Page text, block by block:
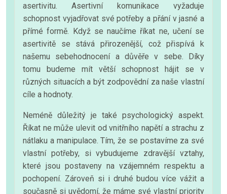
asertivitu. Asertivní komunikace vyžaduje
schopnost vyjadřovat své potřeby a přání v jasné a
přímé formě. Když se naučíme říkat ne, učení se
asertivitě se stává přirozenější, což přispívá k
našemu sebehodnocení a důvěře v sebe. Díky
tomu budeme mít větší schopnost hájit se v
různých situacích a být zodpovědní za naše vlastní
cíle a hodnoty.
Neméně důležitý je také psychologický aspekt.
Říkat ne může ulevit od vnitřního napětí a strachu z
nátlaku a manipulace. Tím, že se postavíme za své
vlastní potřeby, si vybudujeme zdravější vztahy,
které jsou postaveny na vzájemném respektu a
pochopení. Zároveň si i druhé budou více vážit a
současně si uvědomí, že máme své vlastní priority